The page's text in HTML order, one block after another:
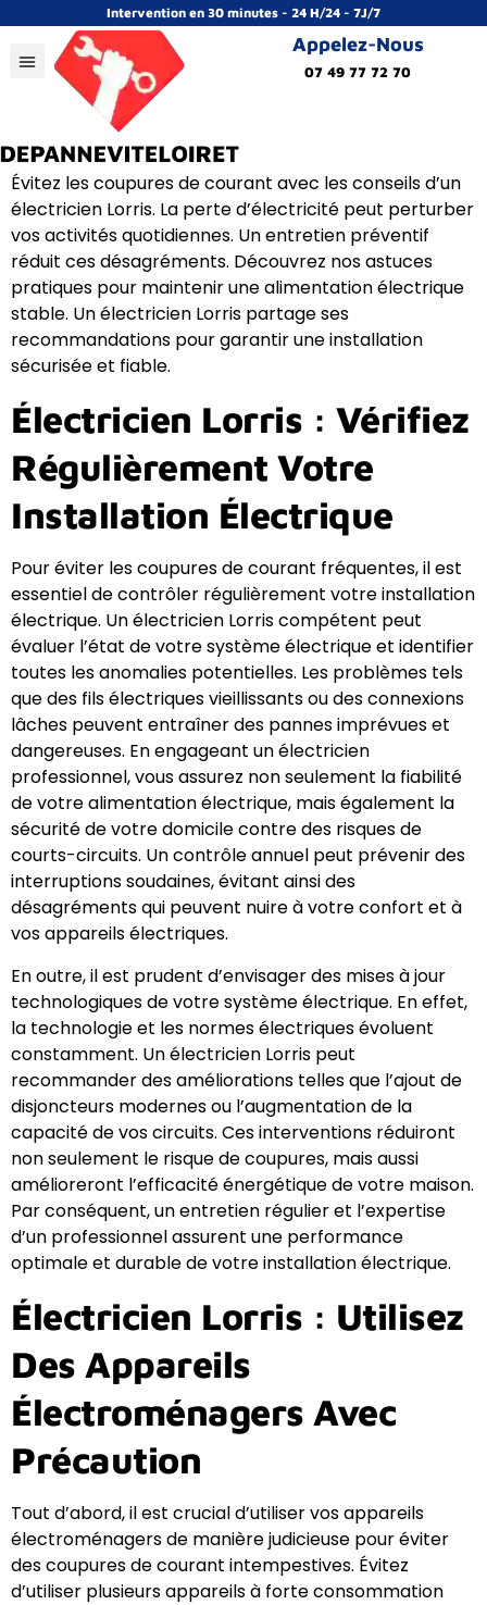
Intervention en 30 minutes - 24 H/24 - 7J/7
Appelez-Nous
07 49 77 72 70
Évitez les coupures de courant avec les conseils d’un
électricien Lorris. La perte d’électricité peut perturber
vos activités quotidiennes. Un entretien préventif
réduit ces désagréments. Découvrez nos astuces
pratiques pour maintenir une alimentation électrique
stable. Un électricien Lorris partage ses
recommandations pour garantir une installation
sécurisée et fiable.
Électricien Lorris : Vérifiez
Régulièrement Votre
Installation Électrique
Pour éviter les coupures de courant fréquentes, il est
essentiel de contrôler régulièrement votre installation
électrique. Un électricien Lorris compétent peut
évaluer l’état de votre système électrique et identifier
toutes les anomalies potentielles. Les problèmes tels
que des fils électriques vieillissants ou des connexions
lâches peuvent entraîner des pannes imprévues et
dangereuses. En engageant un électricien
professionnel, vous assurez non seulement la fiabilité
de votre alimentation électrique, mais également la
sécurité de votre domicile contre des risques de
courts-circuits. Un contrôle annuel peut prévenir des
interruptions soudaines, évitant ainsi des
désagréments qui peuvent nuire à votre confort et à
vos appareils électriques.
En outre, il est prudent d’envisager des mises à jour
technologiques de votre système électrique. En effet,
la technologie et les normes électriques évoluent
constamment. Un électricien Lorris peut
recommander des améliorations telles que l’ajout de
disjoncteurs modernes ou l’augmentation de la
capacité de vos circuits. Ces interventions réduiront
non seulement le risque de coupures, mais aussi
amélioreront l’efficacité énergétique de votre maison.
Par conséquent, un entretien régulier et l’expertise
d’un professionnel assurent une performance
optimale et durable de votre installation électrique.
Électricien Lorris : Utilisez
Des Appareils
Électroménagers Avec
Précaution
Tout d’abord, il est crucial d’utiliser vos appareils
électroménagers de manière judicieuse pour éviter
des coupures de courant intempestives. Évitez
d’utiliser plusieurs appareils à forte consommation